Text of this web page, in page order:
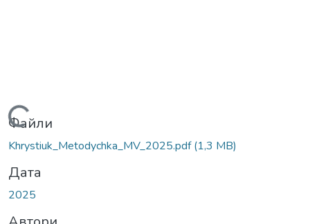
Вантажиться...
Файли
Khrystiuk_Metodychka_MV_2025.pdf(1,3 MB)
Дата
2025